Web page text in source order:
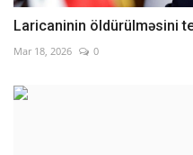
Laricaninin öldürülməsini
Mar 18, 2026 0